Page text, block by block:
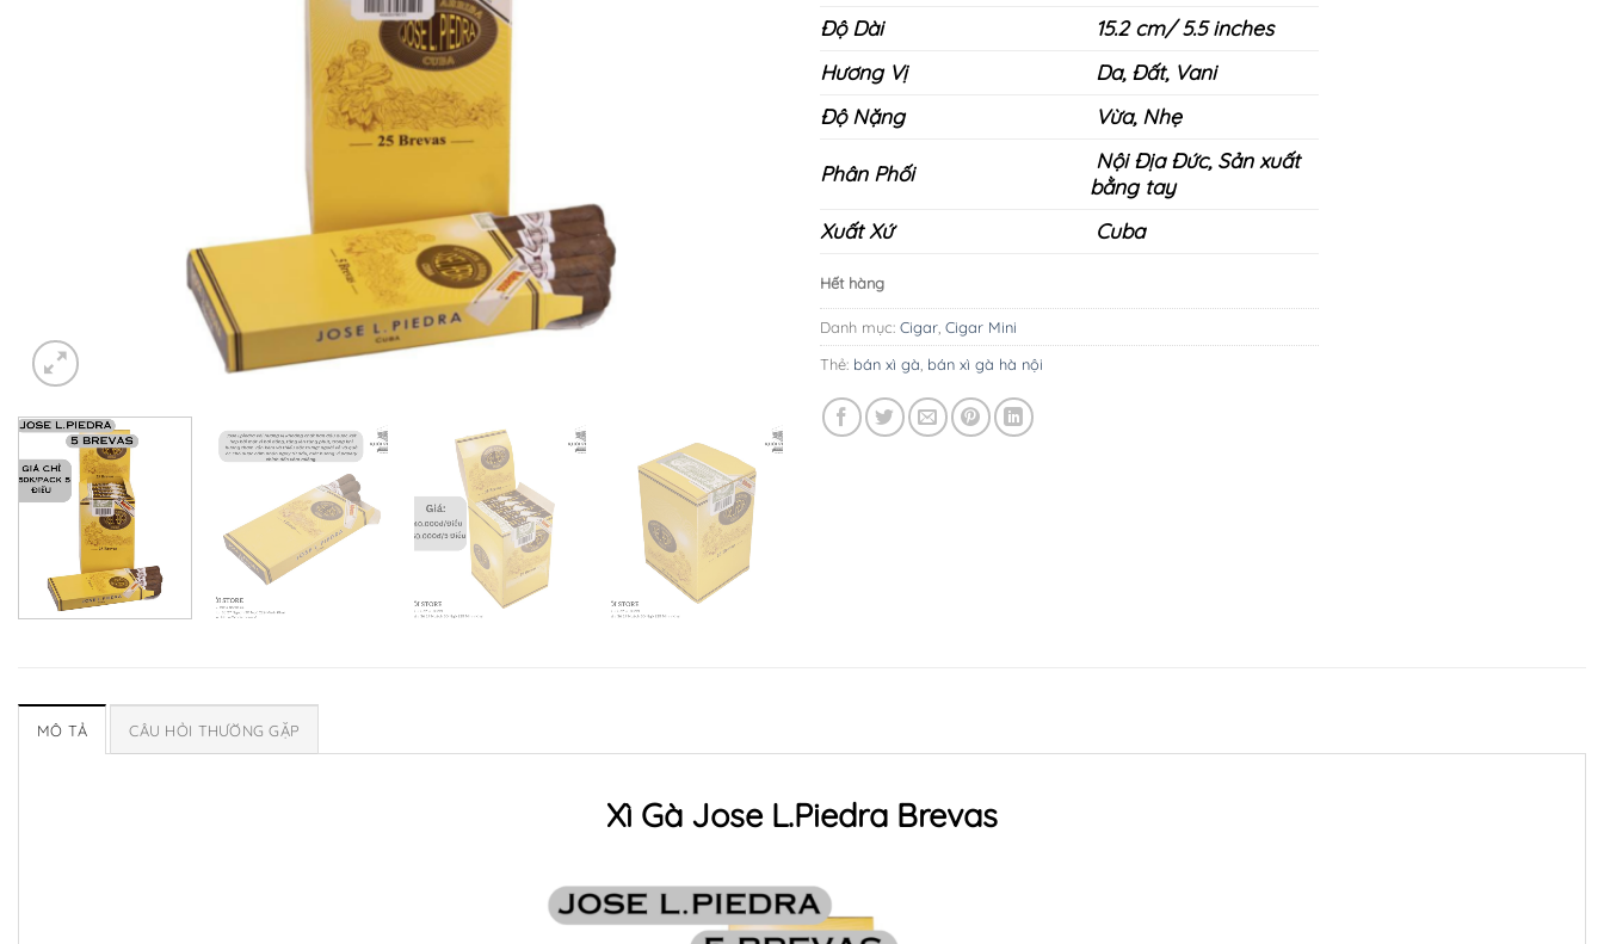
Độ Dài
15.2 cm/ 5.5 inches
Hương Vị
Da, Đất, Vani
Độ Nặng
Vừa, Nhẹ
Phân Phối
Nội Địa Đức, Sản xuất
bằng tay
Xuất Xứ
Cuba
Hết hàng
Danh mục: Cigar Cigar Mini
Thẻ: bán xì gà bán xì gà hà nội
MÔ TẢ CÂU HỎI THƯỜNG GẶP
Xì Gà Jose L.Piedra Brevas